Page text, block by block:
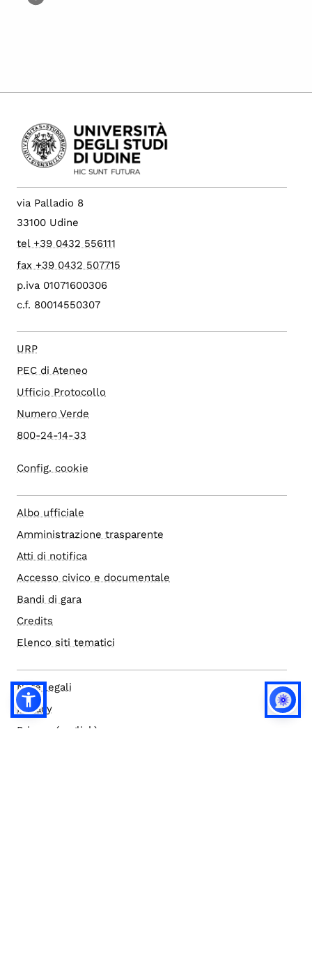
via Palladio 8
33100 Udine
tel +39 0432 556111
fax +39 0432 507715
p.iva 01071600306
c.f. 80014550307
URP
PEC di Ateneo
Ufficio Protocollo
Numero Verde
800-24-14-33
Config. cookie
Albo ufficiale
Amministrazione trasparente
Atti di notifica
Accesso civico e documentale
Bandi di gara
Credits
Elenco siti tematici
Note legali
Privacy
Privacy (english)